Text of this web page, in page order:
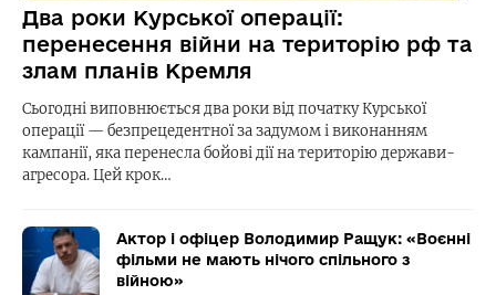
Два роки Курської операції:
перенесення війни на територію рф та
злам планів Кремля
Сьогодні виповнюється два роки від початку Курської
операції — безпрецедентної за задумом і виконанням
кампанії, яка перенесла бойові дії на територію держави-
агресора. Цей крок…
Актор і офіцер Володимир Ращук: «Воєнні
фільми не мають нічого спільного з
війною»